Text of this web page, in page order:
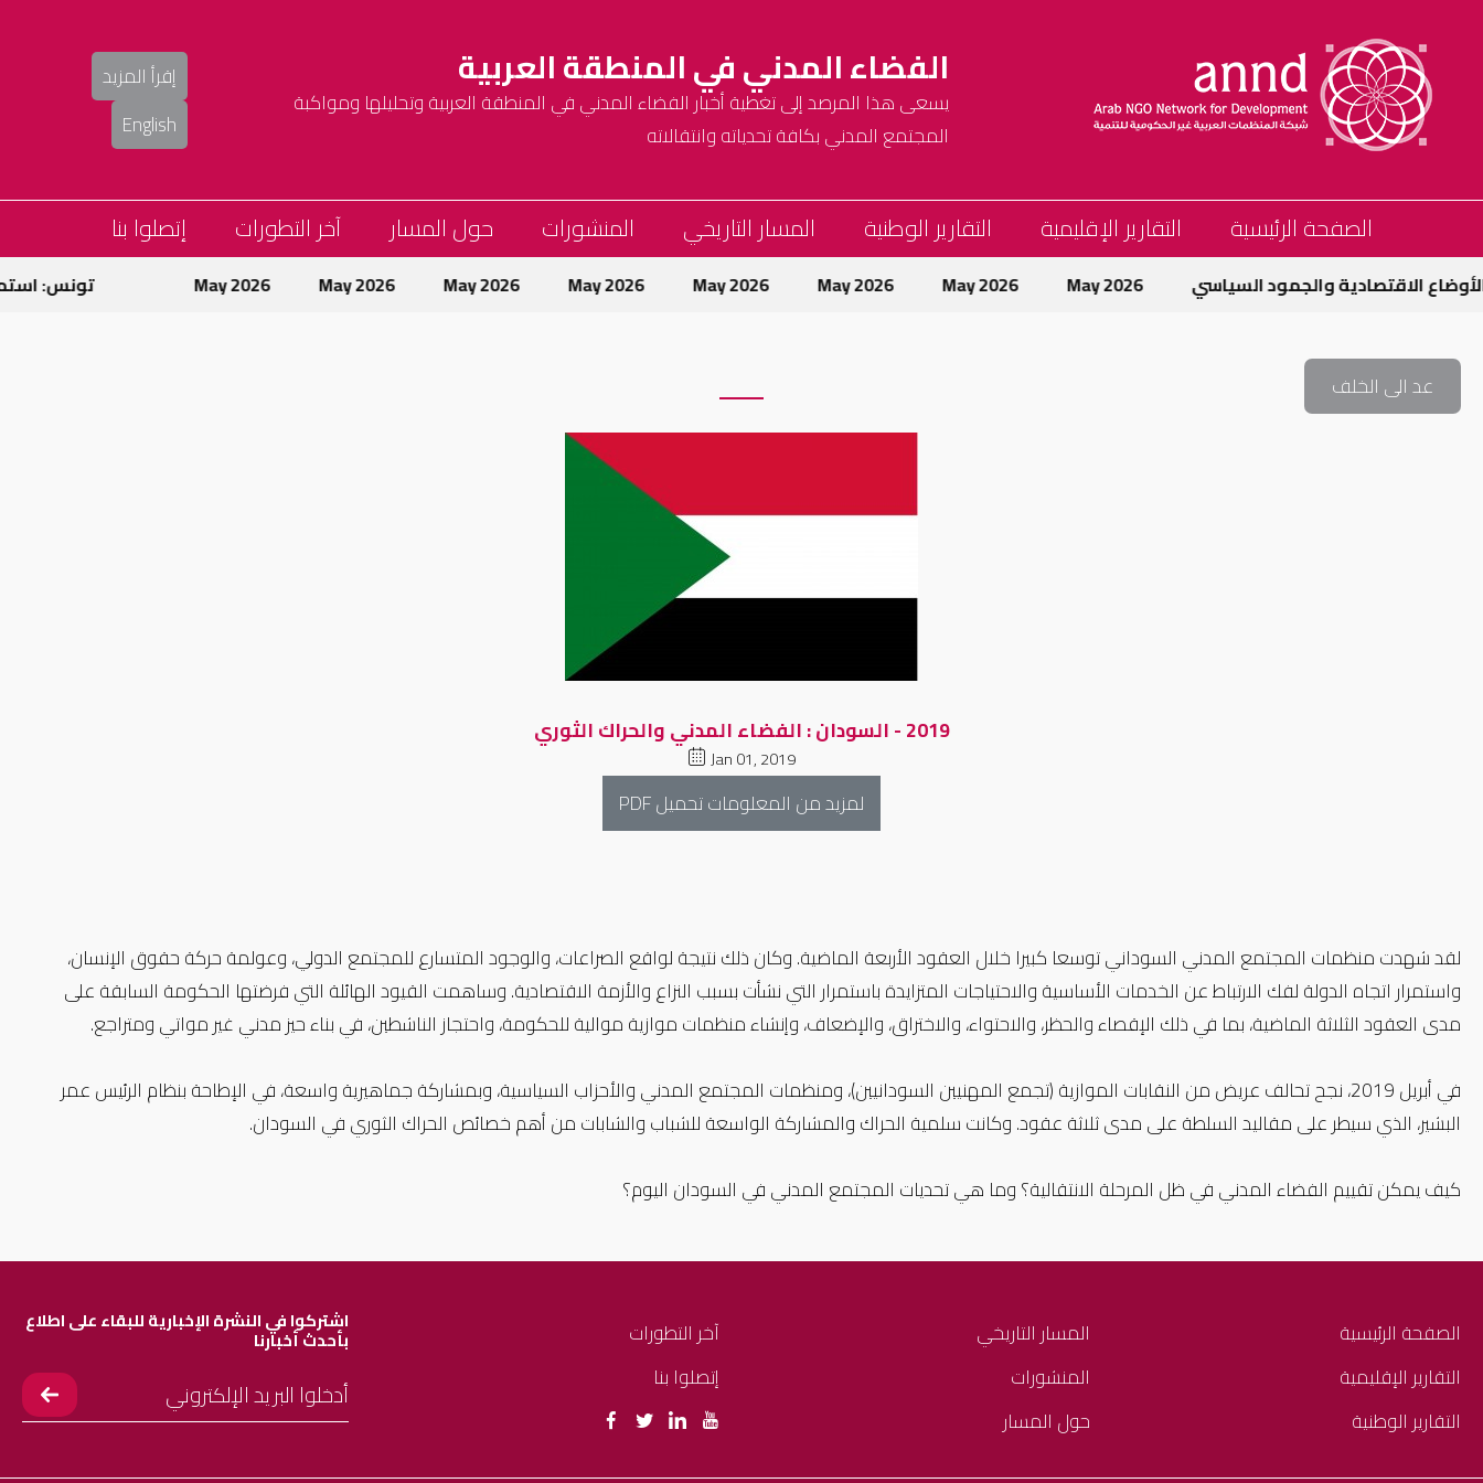
الفضاء المدني في المنطقة العربية
يسعى هذا المرصد إلى تغطية أخبار الفضاء المدني في المنطقة العربية وتحليلها ومواكبة
المجتمع المدني بكافة تحدياته وانتقالاته
إقرأ المزيد
English
الصفحة الرئيسية التقارير الإقليمية التقارير الوطنية المسار التاريخي المنشورات حول المسار آخر التطورات إتصلوا بنا
تونس: May 2026 May 2026 May 2026 May 2026 May 2026 May 2026 May 2026 May 2026 الاقتصادية والجمود السياسي
عد الى الخلف
2019 - السودان : الفضاء المدني والحراك الثوري
Jan 01, 2019
لمزيد من المعلومات تحميل PDF
كيف يمكن تقييم الفضاء المدني في ظل المرحلة الانتقالية؟ وما هي تحديات المجتمع المدني في السودان اليوم؟
الصفحة الرئيسية
التقارير الإقليمية
التقارير الوطنية
المسار التاريخي
المنشورات
حول المسار
آخر التطورات
إتصلوا بنا
اشتركوا في النشرة الإخبارية للبقاء على اطلاع
بأحدث أخبارنا